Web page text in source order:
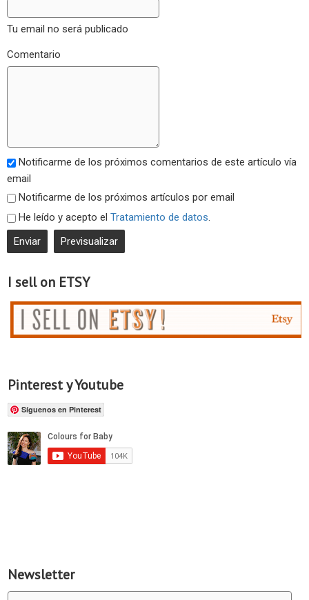
I sell on ETSY
Pinterest y Youtube
Síguenos en Pinterest
Newsletter
Tu email no será publicado
Comentario
Notificarme de los próximos comentarios de este artículo vía
email
Notificarme de los próximos artículos por email
He leído y acepto el Tratamiento de datos